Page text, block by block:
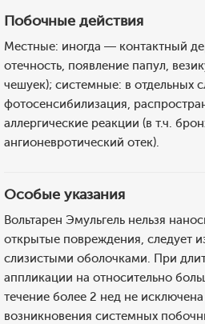
Побочные действия
Местные: иногда — контактный
отечность, появление папул,
чешуек); системные: в отдельных
фотосенсибилизация,
аллергические реакции (в т.ч.
ангионевротический отек).
Особые указания
Вольтарен Эмульгель нельзя
открытые повреждения, следует
слизистыми оболочками. При
аппликации на относительно
течение более 2 нед не
возникновения системных